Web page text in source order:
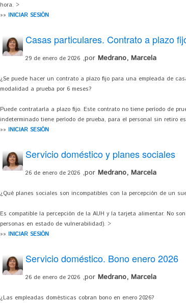
hora. >
»» INICIAR SESIÓN
Casas particulares. Contrato a plazo
29 de enero de 2026 ,por Medrano, Marcela
¿Se puede hacer un contrato a plazo fijo para una empleada de
modalidad a prueba por 6 meses?
Puede contratarla a plazo fijo. Este contrato no tiene período de
indeterminado tiene período de prueba, para el personal sin retiro
»» INICIAR SESIÓN
Servicio doméstico y planes sociales
26 de enero de 2026 ,por Medrano, Marcela
¿Qué planes sociales son incompatibles con la percepción de un
Es compatible la percepción de la AUH y la tarjeta alimentar. No
personas en estado de vulnerabilidad). >
»» INICIAR SESIÓN
Servicio doméstico. Bono enero 2026
26 de enero de 2026 ,por Medrano, Marcela
¿Las empleadas domésticas cobran bono en enero 2026?